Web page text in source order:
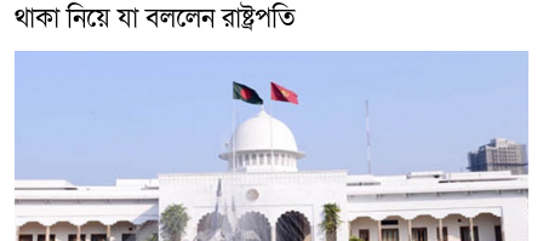
থাকা নিয়ে যা বললেন রাষ্ট্রপতি